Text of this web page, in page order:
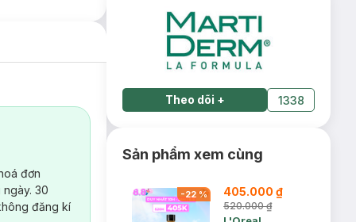
đơn
30
đăng kí
Theo dõi + 1338
Sản phẩm xem cùng
-22% 405.000 ₫
520.000 ₫